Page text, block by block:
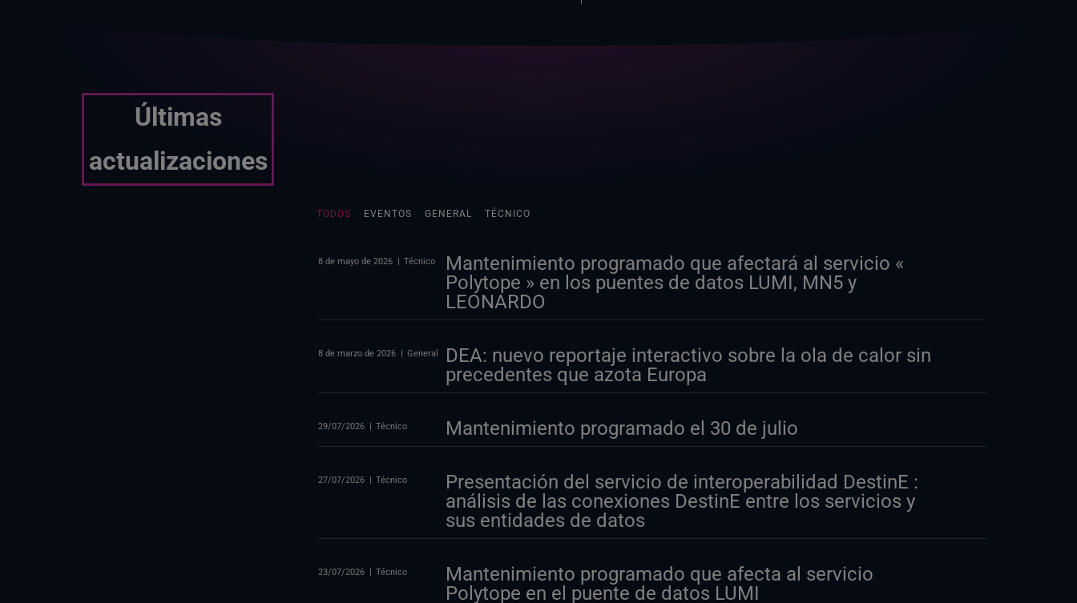
Últimas
actualizaciones
EVENTOS GENERAL TÉCNICO
TODOS
8 de mayo de 2026 Técnico
Mantenimiento programado que afectará al servicio «
Polytope » en los puentes de datos LUMI, MN5 y
LEONARDO
8 de marzo de 2026 General
DEA: nuevo reportaje interactivo sobre la ola de calor sin
precedentes que azota Europa
29/07/2026 Técnico Mantenimiento programado el 30 de julio
27/07/2026 Técnico
Presentación del servicio de interoperabilidad DestinE :
análisis de las conexiones DestinE entre los servicios y
sus entidades de datos
23/07/2026 Técnico
Mantenimiento programado que afecta al servicio
Polytope en el puente de datos LUMI